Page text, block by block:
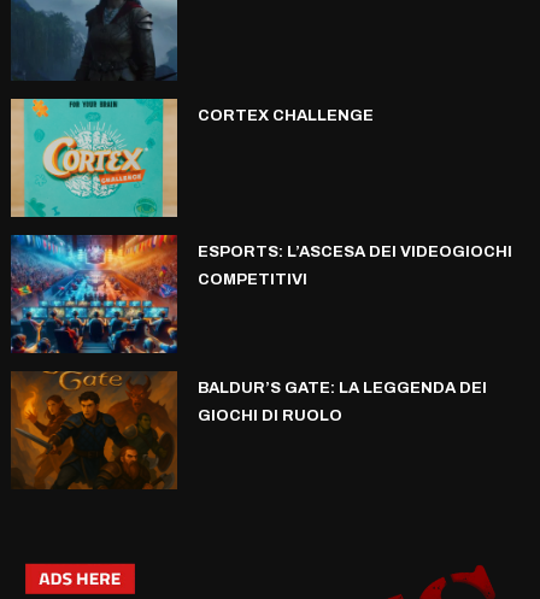
CORTEX CHALLENGE
ESPORTS: L’ASCESA DEI VIDEOGIOCHI
COMPETITIVI
BALDUR’S GATE: LA LEGGENDA DEI
GIOCHI DI RUOLO